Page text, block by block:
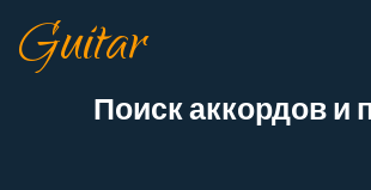
Guitar
Поиск аккордов и